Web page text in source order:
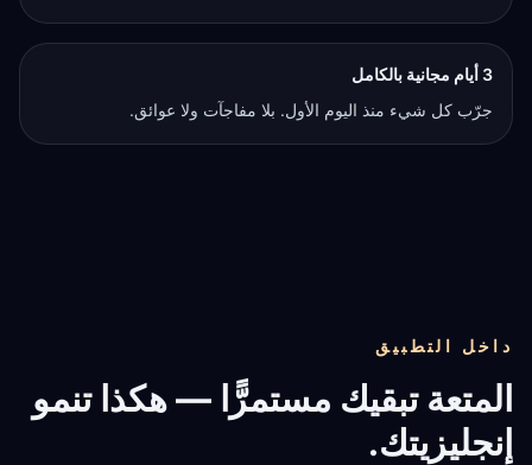
3 أيام مجانية بالكامل
جرّب كل شيء منذ اليوم الأول. بلا مفاجآت ولا عوائق.
داخل التطبيق
المتعة تبقيك مستمرًّا — هكذا تنمو
إنجليزيتك.